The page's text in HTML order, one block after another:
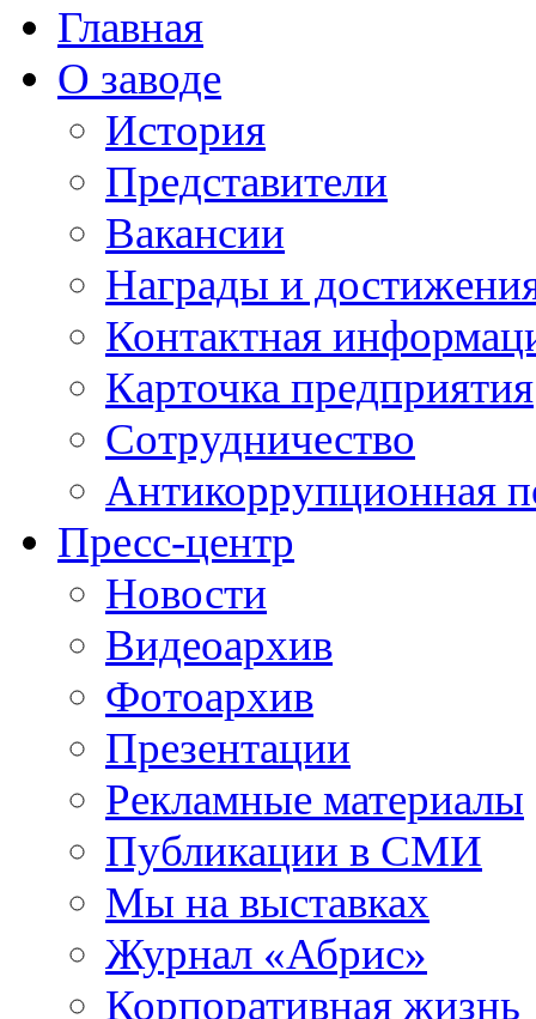
Главная
О заводе
История
Представители
Вакансии
Награды и
Контактная
Карточка предприятия
Сотрудничество
Антикоррупционная
Пресс-центр
Новости
Видеоархив
Фотоархив
Презентации
Рекламные материалы
Публикации в СМИ
Мы на выставках
Журнал «Абрис»
Корпоративная жизнь